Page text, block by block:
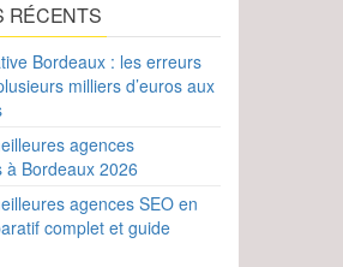
RÉCENTS
Bordeaux : les erreurs
milliers d’euros aux
agences
à Bordeaux 2026
agences SEO en
complet et guide